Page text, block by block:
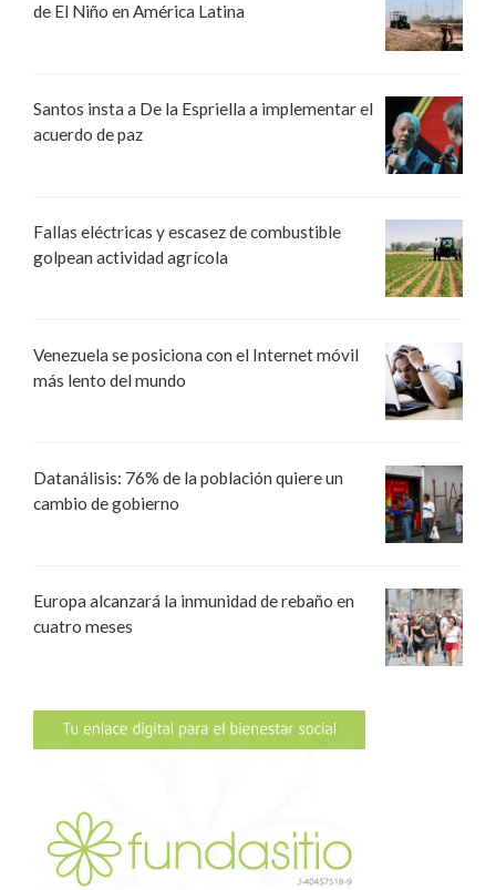
de El Niño en América Latina
Santos insta a De la Espriella a implementar el
acuerdo de paz
Fallas eléctricas y escasez de combustible
golpean actividad agrícola
Venezuela se posiciona con el Internet móvil
más lento del mundo
Datanálisis: 76% de la población quiere un
cambio de gobierno
Europa alcanzará la inmunidad de rebaño en
cuatro meses